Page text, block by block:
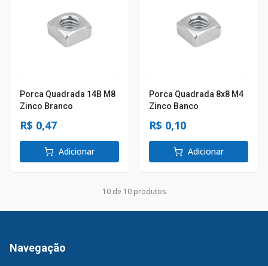
Porca Quadrada 14B M8
Zinco Branco
R$ 0,47
Adicionar
Porca Quadrada 8x8 M4
Zinco Banco
R$ 0,10
Adicionar
10 de 10 produtos
Navegação